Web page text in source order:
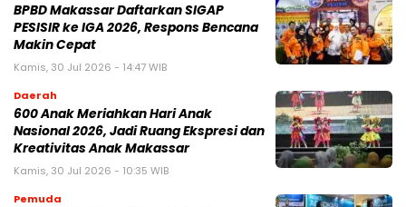
BPBD Makassar Daftarkan SIGAP
PESISIR ke IGA 2026, Respons Bencana
Makin Cepat
Kamis, 30 Jul 2026 - 14:47 WIB
Daerah
600 Anak Meriahkan Hari Anak
Nasional 2026, Jadi Ruang Ekspresi dan
Kreativitas Anak Makassar
Kamis, 30 Jul 2026 - 10:35 WIB
Pemuda